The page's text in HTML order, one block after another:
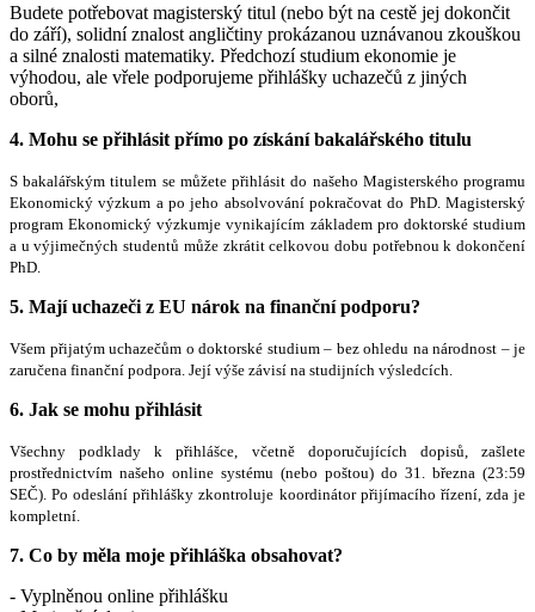
Budete potřebovat magisterský titul (nebo být na cestě jej dokončit
do září), solidní znalost angličtiny prokázanou uznávanou zkouškou
a silné znalosti matematiky. Předchozí studium ekonomie je
výhodou, ale vřele podporujeme přihlášky uchazečů z jiných
oborů,
4. Mohu se přihlásit přímo po získání bakalářského titulu
S bakalářským titulem se můžete přihlásit do našeho Magisterského programu
Ekonomický výzkum a po jeho absolvování pokračovat do PhD. Magisterský
programEkonomický výzkumje vynikajícím základem pro doktorské studium
a u výjimečných studentů může zkrátit celkovou dobu potřebnou k dokončení
PhD.
5. Mají uchazeči z EU nárok na finanční podporu?
Všem přijatým uchazečům o doktorské studium – bez ohledu na národnost – je
zaručena finanční podpora. Její výše závisí na studijních výsledcích.
6. Jak se mohu přihlásit
Všechny podklady k přihlášce, včetně doporučujících dopisů, zašlete
prostřednictvím našeho online systému (nebo poštou) do 31. března (23:59
SEČ). Po odeslání přihlášky zkontroluje koordinátor přijímacího řízení, zda je
kompletní.
7. Co by měla moje přihláška obsahovat?
- Vyplněnou online přihlášku